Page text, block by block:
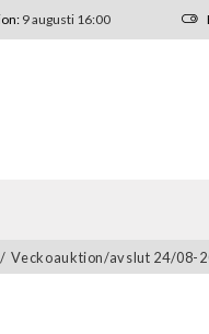
9 augusti 16:00
/ Veckoauktion/avslut 24/08-